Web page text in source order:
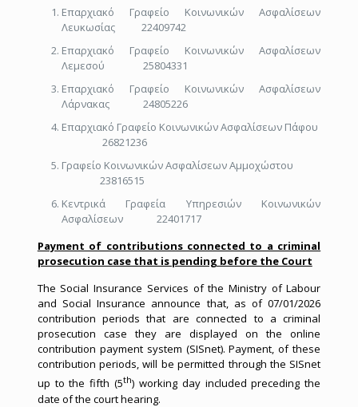
Επαρχιακό Γραφείο Κοινωνικών Ασφαλίσεων
Λευκωσίας 22409742
Επαρχιακό Γραφείο Κοινωνικών Ασφαλίσεων
Λεμεσού 25804331
Επαρχιακό Γραφείο Κοινωνικών Ασφαλίσεων
Λάρνακας 24805226
Επαρχιακό Γραφείο Κοινωνικών Ασφαλίσεων Πάφου
26821236
Γραφείο Κοινωνικών Ασφαλίσεων Αμμοχώστου
23816515
Κεντρικά Γραφεία Υπηρεσιών Κοινωνικών
Ασφαλίσεων 22401717
Payment of contributions connected to a criminal
prosecution case that is pending before the Court
The Social Insurance Services of the Ministry of Labour
and Social Insurance announce that, as of 07/01/2026
contribution periods that are connected to a criminal
prosecution case they are displayed on the online
contribution payment system (SISnet). Payment, of these
contribution periods, will be permitted through the SISnet
up to the fifth (5th) working day included preceding the
date of the court hearing.